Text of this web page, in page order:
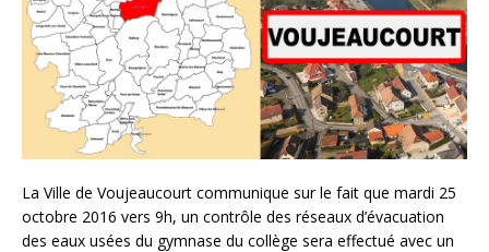
La Ville de Voujeaucourt communique sur le fait que mardi 25
octobre 2016 vers 9h, un contrôle des réseaux d’évacuation
des eaux usées du gymnase du collège sera effectué avec un